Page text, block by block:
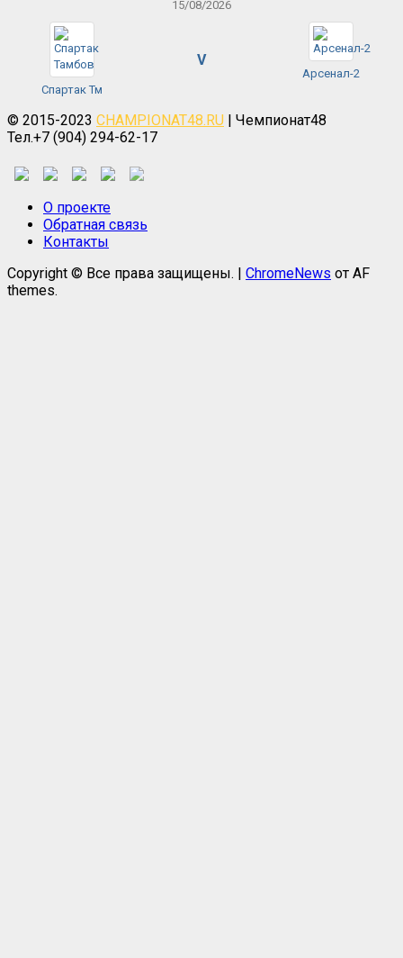
15/08/2026
Спартак Тм
V
Арсенал-2
© 2015-2023 CHAMPIONAT48.RU | Чемпионат48
Тел.+7 (904) 294-62-17
О проекте
Обратная связь
Контакты
Copyright © Все права защищены. | ChromeNews от AF
themes.